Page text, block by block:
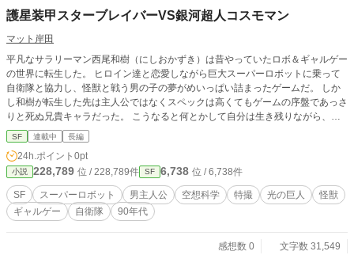
護星装甲スターブレイバーVS銀河超人コスモマン
マット岸田
平凡なサラリーマン西尾和樹（にしおかずき）は昔やっていたロボ＆ギャルゲー
の世界に転生した。 ヒロイン達と恋愛しながら巨大スーパーロボットに乗って
自衛隊と協力し、怪獣と戦う男の子の夢がめいっぱい詰まったゲームだ。 しか
し和樹が転生した先は主人公ではなくスペックは高くてもゲームの序盤であっさ
りと死ぬ兄貴キャラだった。 こうなると何とかして自分は生き残りながら、主
人公である弟を原作通りロボットに乗せて次々やってくる怪獣達と戦わせなくて
はいけない。 そう思っていたのだが何だか序盤から知っているゲーム展開とは
少し違う事になっている。 いや？このタイミングで出てくるはずがない怪獣が
出て来てるんだけど？どう考えても勝てそうにないんだけど？ そして…… 「こ
の星を侵略者達から守るために私に君の体を貸して欲しい。代わりに君に私の命
を上げよう」 いやお前誰だよ！そう言うゲームじゃなかっただろこれ！？
結局死んじゃったからその話乗るしか無いんだけどさ！ 巨大スーパーロボット
SF 連載中 長編
24h.ポイント 0pt
小説 228,789 位 / 228,789件 SF 6,738 位 / 6,738件
SF スーパーロボット 男主人公 空想科学 特撮 光の巨人
怪獣
ギャルゲー
自衛隊 90年代
感想数 0 文字数 31,549